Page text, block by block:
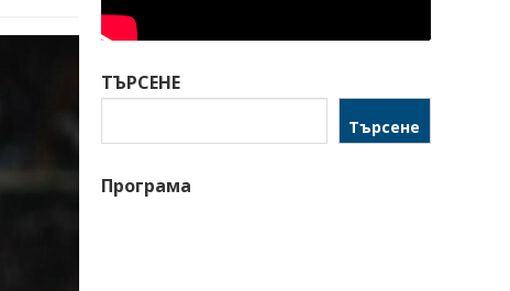
ТЪРСЕНЕ
Търсене
Програма